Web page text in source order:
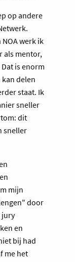
op andere
werk ik
als mentor,
is enorm
delen
staat. Ik
sneller
dit
sneller
mijn
door
jury
en
bij had
me het